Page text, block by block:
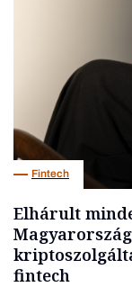
Fintech
Elhárult
fintech